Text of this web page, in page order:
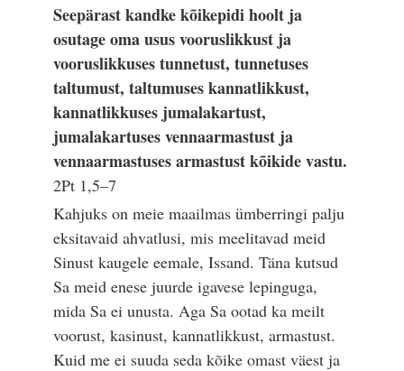
Seepärast kandke kõikepidi hoolt ja
osutage oma usus vooruslikkust ja
vooruslikkuses tunnetust, tunnetuses
taltumust, taltumuses kannatlikkust,
kannatlikkuses jumalakartust,
jumalakartuses vennaarmastust ja
vennaarmastuses armastust kõikide vastu.
2Pt 1,5–7
Kahjuks on meie maailmas ümberringi palju
eksitavaid ahvatlusi, mis meelitavad meid
Sinust kaugele eemale, Issand. Täna kutsud
Sa meid enese juurde igavese lepinguga,
mida Sa ei unusta. Aga Sa ootad ka meilt
voorust, kasinust, kannatlikkust, armastust.
Kuid me ei suuda seda kõike omast väest ja